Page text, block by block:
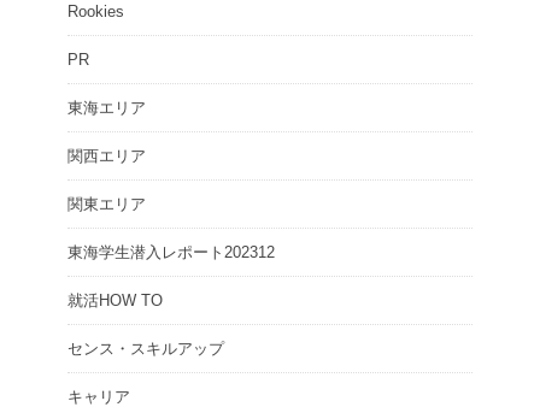
Rookies
PR
東海エリア
関西エリア
関東エリア
東海学生潜入レポート202312
就活HOW TO
センス・スキルアップ
キャリア